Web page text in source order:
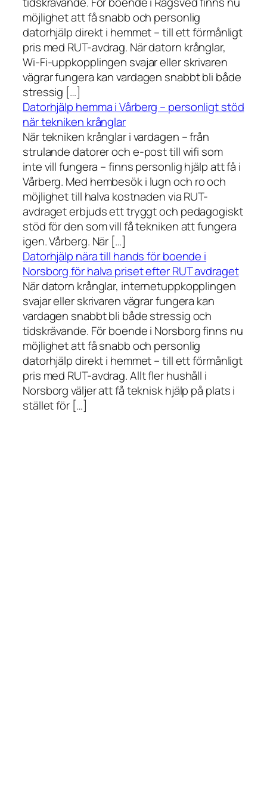
möjlighet att få snabb och personlig
datorhjälp direkt i hemmet – till ett förmånligt
pris med RUT-avdrag. När datorn krånglar,
Wi-Fi-uppkopplingen svajar eller skrivaren
vägrar fungera kan vardagen snabbt bli både
stressig […]
Datorhjälp hemma i Vårberg – personligt stöd
när tekniken krånglar
När tekniken krånglar i vardagen – från
strulande datorer och e-post till wifi som
inte vill fungera – finns personlig hjälp att få i
Vårberg. Med hembesök i lugn och ro och
möjlighet till halva kostnaden via RUT-
avdraget erbjuds ett tryggt och pedagogiskt
stöd för den som vill få tekniken att fungera
igen. Vårberg. När […]
Datorhjälp nära till hands för boende i
Norsborg för halva priset efter RUT avdraget
När datorn krånglar, internetuppkopplingen
svajar eller skrivaren vägrar fungera kan
vardagen snabbt bli både stressig och
tidskrävande. För boende i Norsborg finns nu
möjlighet att få snabb och personlig
datorhjälp direkt i hemmet – till ett förmånligt
pris med RUT-avdrag. Allt fler hushåll i
Norsborg väljer att få teknisk hjälp på plats i
stället för […]